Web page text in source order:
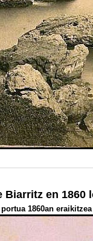
Biarritz en 1860
1860an